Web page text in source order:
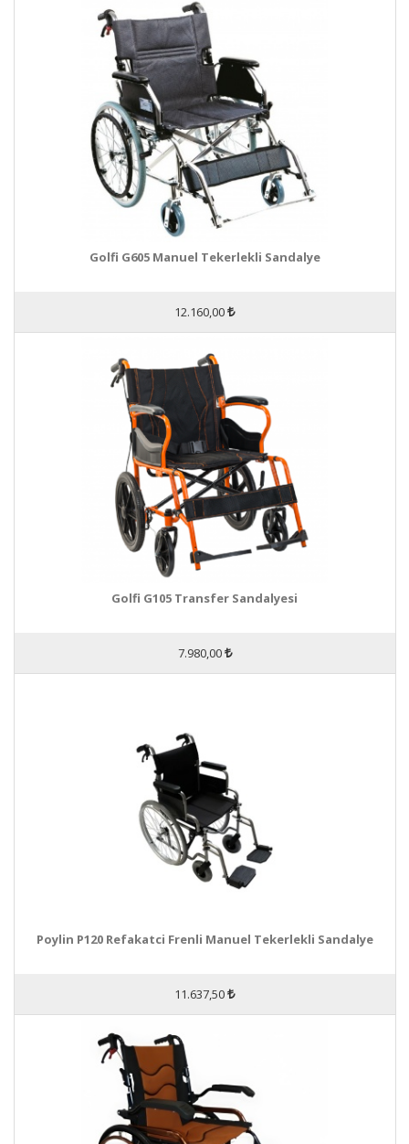
Golfi G605 Manuel Tekerlekli Sandalye
12.160,00
Golfi G105 Transfer Sandalyesi
7.980,00
Poylin P120 Refakatci Frenli Manuel Tekerlekli Sandalye
11.637,50